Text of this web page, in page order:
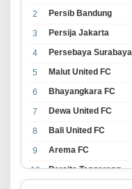
2
Persib Bandung
3
Persija Jakarta
4
Persebaya Surabaya
5
Malut United FC
6
Bhayangkara FC
7
Dewa United FC
8
Bali United FC
9
Arema FC
10
Persita Tangerang